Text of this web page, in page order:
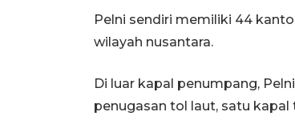
Pelni sendiri memiliki 44
wilayah nusantara.
Di luar kapal penumpang,
penugasan tol laut, satu kapal